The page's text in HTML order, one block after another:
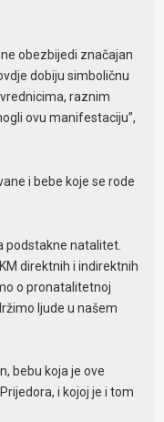
obezbijedi značajan
dobiju simboličnu
raznim
ovu manifestaciju”,
i bebe koje se rode
podstakne natalitet.
direktnih i indirektnih
o pronatalitetnoj
ljude u našem
bebu koja je ove
i kojoj je i tom